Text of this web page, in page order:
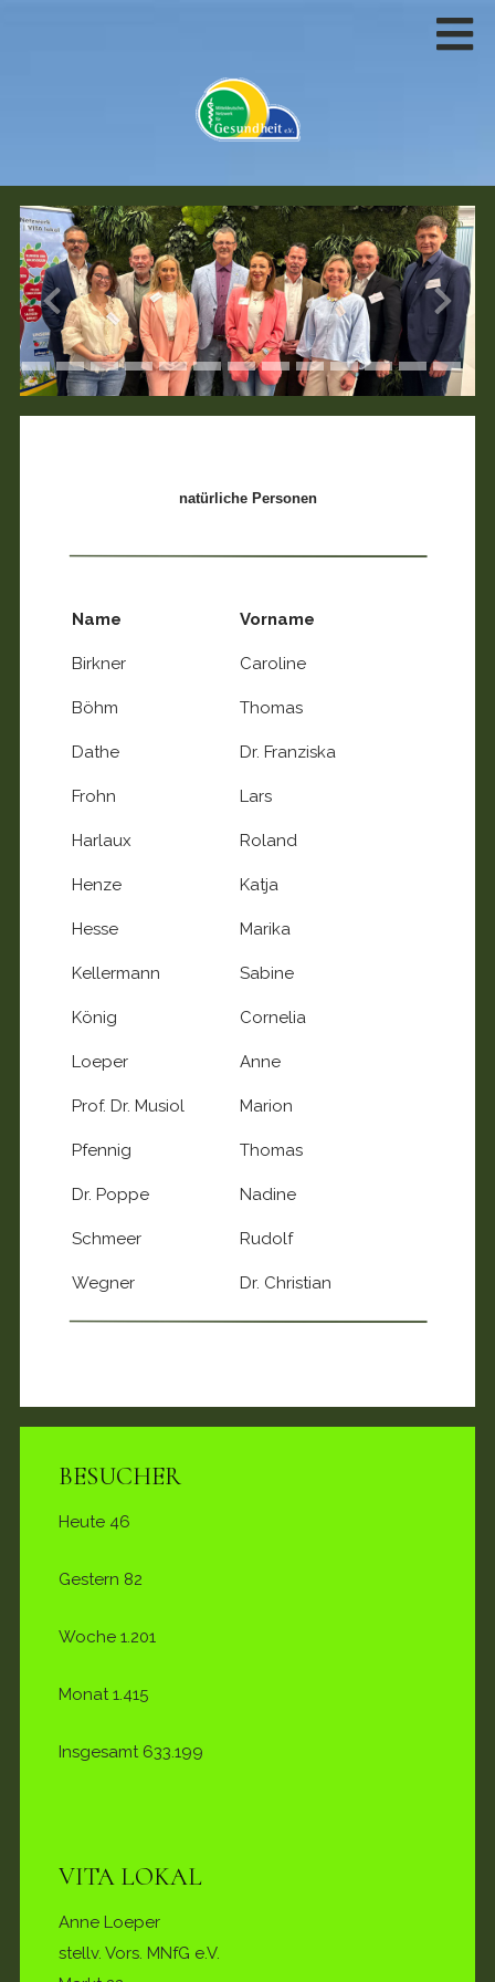
natürliche Personen
Name Vorname
Birkner Caroline
Böhm Thomas
Dathe Dr. Franziska
Frohn Lars
Harlaux Roland
Henze Katja
Hesse Marika
Kellermann Sabine
König Cornelia
Loeper Anne
Prof. Dr. Musiol Marion
Pfennig Thomas
Dr. Poppe Nadine
Schmeer Rudolf
Wegner Dr. Christian
BESUCHER
Heute 46
Gestern 82
Woche 1.201
Monat1.415
Insgesamt 633.199
VITA LOKAL
Anne Loeper
stellv. Vors. MNfG e.V.